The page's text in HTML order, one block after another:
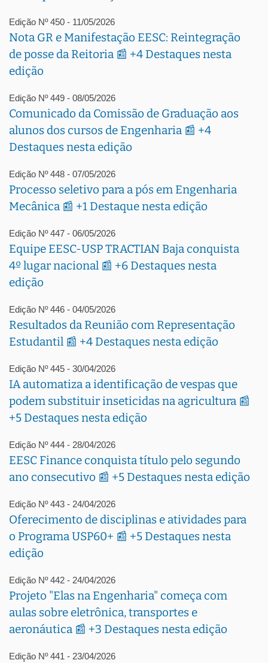
Edição Nº 450 - 11/05/2026
Nota GR e Manifestação EESC: Reintegração
de posse da Reitoria 📰 +4 Destaques nesta
edição
Edição Nº 449 - 08/05/2026
Comunicado da Comissão de Graduação aos
alunos dos cursos de Engenharia 📰 +4
Destaques nesta edição
Edição Nº 448 - 07/05/2026
Processo seletivo para a pós em Engenharia
Mecânica 📰 +1 Destaque nesta edição
Edição Nº 447 - 06/05/2026
Equipe EESC-USP TRACTIAN Baja conquista
4º lugar nacional 📰 +6 Destaques nesta
edição
Edição Nº 446 - 04/05/2026
Resultados da Reunião com Representação
Estudantil 📰 +4 Destaques nesta edição
Edição Nº 445 - 30/04/2026
IA automatiza a identificação de vespas que
podem substituir inseticidas na agricultura 📰
+5 Destaques nesta edição
Edição Nº 444 - 28/04/2026
EESC Finance conquista título pelo segundo
ano consecutivo 📰 +5 Destaques nesta edição
Edição Nº 443 - 24/04/2026
Oferecimento de disciplinas e atividades para
o Programa USP60+ 📰 +5 Destaques nesta
edição
Edição Nº 442 - 24/04/2026
Projeto "Elas na Engenharia" começa com
aulas sobre eletrônica, transportes e
aeronáutica 📰 +3 Destaques nesta edição
Edição Nº 441 - 23/04/2026